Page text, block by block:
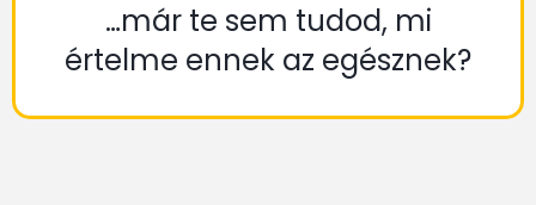
…már te sem tudod, mi
értelme ennek az egésznek?